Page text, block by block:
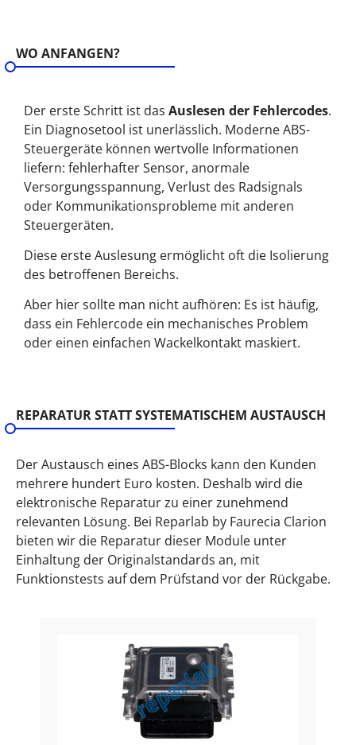
WO ANFANGEN?
Der erste Schritt ist das Auslesen der Fehlercodes.
Ein Diagnosetool ist unerlässlich. Moderne ABS-
Steuergeräte können wertvolle Informationen
liefern: fehlerhafter Sensor, anormale
Versorgungsspannung, Verlust des Radsignals
oder Kommunikationsprobleme mit anderen
Steuergeräten.
Diese erste Auslesung ermöglicht oft die Isolierung
des betroffenen Bereichs.
Aber hier sollte man nicht aufhören: Es ist häufig,
dass ein Fehlercode ein mechanisches Problem
oder einen einfachen Wackelkontakt maskiert.
REPARATUR STATT SYSTEMATISCHEM AUSTAUSCH
Der Austausch eines ABS-Blocks kann den Kunden
mehrere hundert Euro kosten. Deshalb wird die
elektronische Reparatur zu einer zunehmend
relevanten Lösung. Bei Reparlab by Faurecia Clarion
bieten wir die Reparatur dieser Module unter
Einhaltung der Originalstandards an, mit
Funktionstests auf dem Prüfstand vor der Rückgabe.